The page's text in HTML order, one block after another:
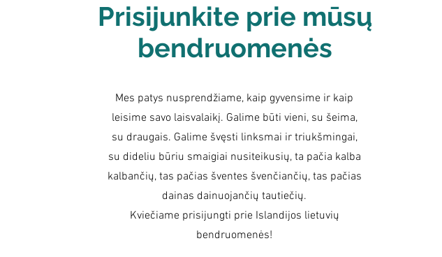
Prisijunkite prie mūsų
bendruomenės
Mes patys nusprendžiame, kaip gyvensime ir kaip
leisime savo laisvalaikį. Galime būti vieni, su šeima,
su draugais. Galime švęsti linksmai ir triukšmingai,
su dideliu būriu smaigiai nusiteikusių, ta pačia kalba
kalbančių, tas pačias šventes švenčiančių, tas pačias
dainas dainuojančių tautiečių.
Kviečiame prisijungti prie Islandijos lietuvių
bendruomenės!